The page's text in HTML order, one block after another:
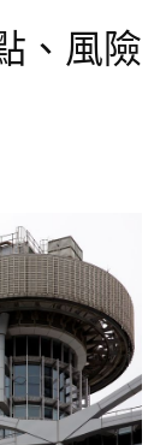
、風險